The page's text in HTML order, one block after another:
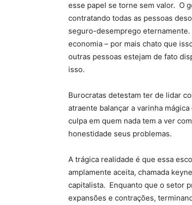
esse papel se torne sem valor. O
contratando todas as pessoas
seguro-desemprego
economia – por mais chato que
outras pessoas estejam de fato
isso.
Burocratas detestam ter de lidar
atraente balançar a varinha
culpa em quem nada tem a ver
honestidade seus problemas.
A trágica realidade é que essa
amplamente aceita, chamada
capitalista. Enquanto que o setor
expansões e contrações,